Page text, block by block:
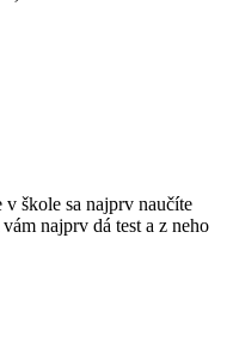
škole sa najprv naučíte
najprv dá test a z neho